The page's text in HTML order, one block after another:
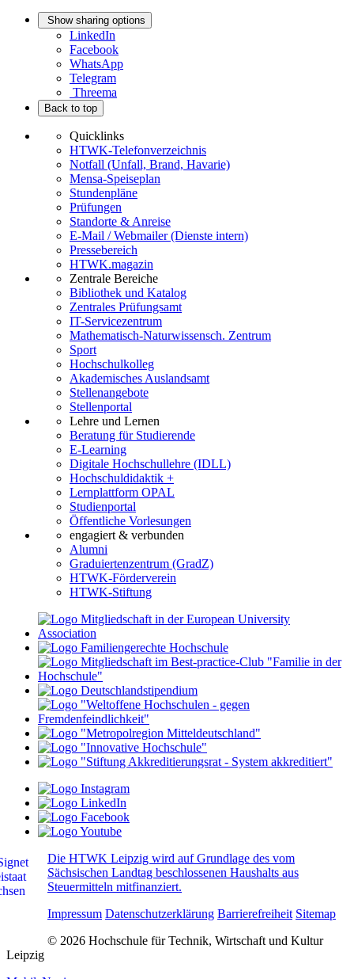
Show sharing options
LinkedIn
Facebook
WhatsApp
Telegram
Threema
Back to top
Quicklinks
HTWK-Telefonverzeichnis
Notfall (Unfall, Brand, Havarie)
Mensa-Speiseplan
Stundenpläne
Prüfungen
Standorte & Anreise
E-Mail / Webmailer (Dienste intern)
Pressebereich
HTWK.magazin
Zentrale Bereiche
Bibliothek und Katalog
Zentrales Prüfungsamt
IT-Servicezentrum
Mathematisch-Naturwissensch. Zentrum
Sport
Hochschulkolleg
Akademisches Auslandsamt
Stellenangebote
Stellenportal
Lehre und Lernen
Beratung für Studierende
E-Learning
Digitale Hochschullehre (IDLL)
Hochschuldidaktik +
Lernplattform OPAL
Studienportal
Öffentliche Vorlesungen
engagiert & verbunden
Alumni
Graduiertenzentrum (GradZ)
HTWK-Förderverein
HTWK-Stiftung
Die HTWK Leipzig wird auf Grundlage des vom
Sächsischen Landtag beschlossenen Haushalts aus
Steuermitteln mitfinanziert.
Impressum Datenschutzerklärung Barrierefreiheit Sitemap
© 2026 Hochschule für Technik, Wirtschaft und Kultur
Leipzig